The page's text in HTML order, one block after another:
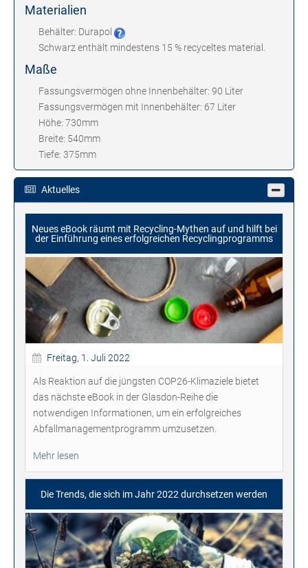
Materialien
Behälter: Durapol
Schwarz enthält mindestens 15 % recyceltes material.
Maße
Fassungsvermögen ohne Innenbehälter: 90 Liter
Fassungsvermögen mit Innenbehälter: 67 Liter
Höhe: 730mm
Breite: 540mm
Tiefe: 375mm
Aktuelles
Neues eBook räumt mit Recycling-Mythen auf und hilft bei
der Einführung eines erfolgreichen Recyclingprogramms
Freitag, 1. Juli 2022
Als Reaktion auf die jüngsten COP26-Klimaziele bietet
das nächste eBook in der Glasdon-Reihe die
notwendigen Informationen, um ein erfolgreiches
Abfallmanagementprogramm umzusetzen.
Mehr lesen
Die Trends, die sich im Jahr 2022 durchsetzen werden